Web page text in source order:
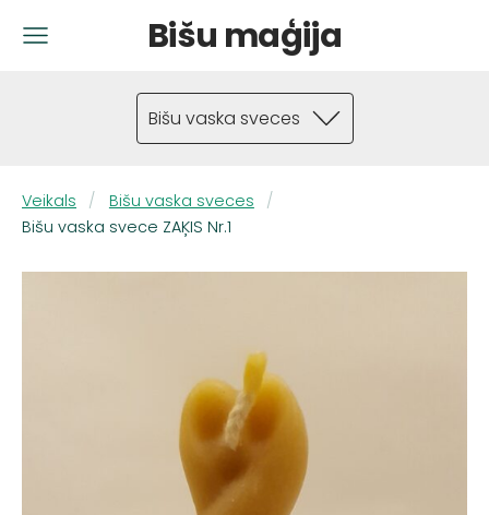
Bišu maģija
Bišu vaska sveces
Veikals
Bišu vaska sveces
Bišu vaska svece ZAĶIS Nr.1